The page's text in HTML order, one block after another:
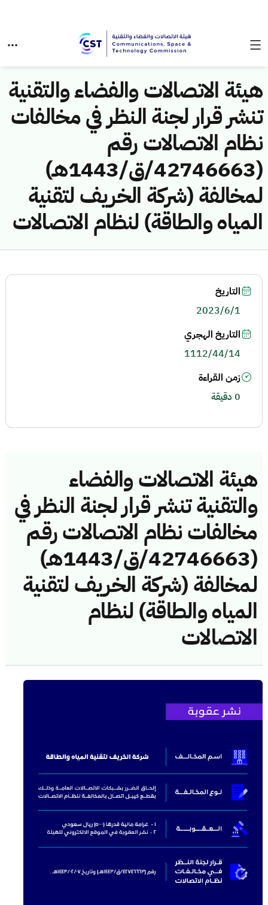
هيئة الاتصالات والفضاء والتقنية
تنشر قرار لجنة النظر في مخالفات
نظام الاتصالات رقم
(42746663/ق/1443هـ)
لمخالفة (شركة الخريف لتقنية
المياه والطاقة) لنظام الاتصالات
هيئة الاتصالات والفضاء
والتقنية تنشر قرار لجنة النظر في
مخالفات نظام الاتصالات رقم
(42746663/ق/1443هـ)
لمخالفة (شركة الخريف لتقنية
المياه والطاقة) لنظام
الاتصالات
التاريخ
2023/6/1
التاريخ الهجري
1112/44/14
زمن القراءة
0 دقيقة